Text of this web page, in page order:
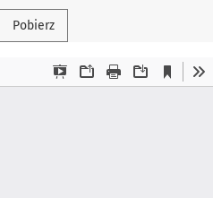
Pobierz